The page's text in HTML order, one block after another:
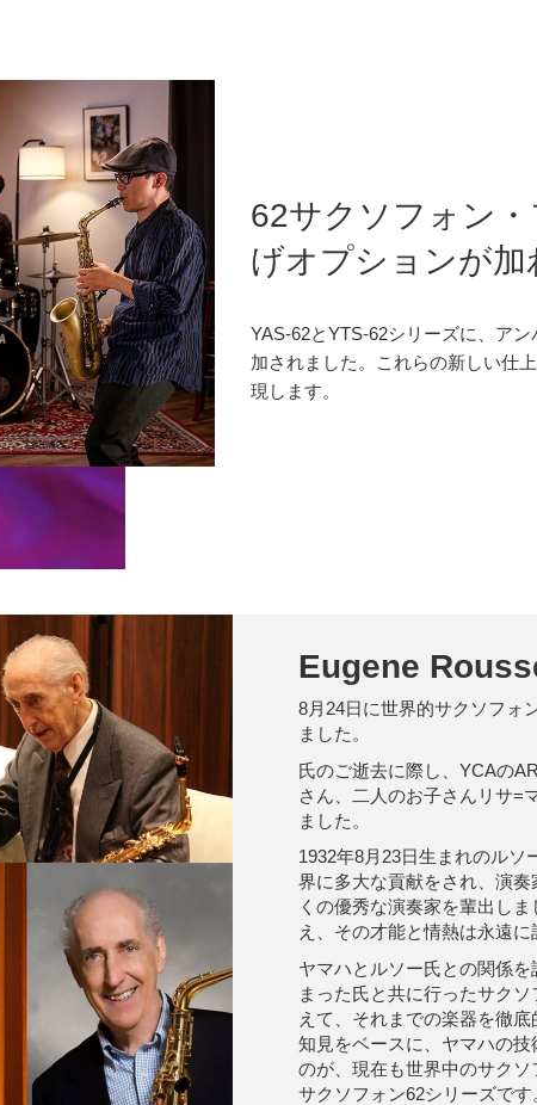
62サクソフォン
げオプションが加
YAS-62とYTS-62シリーズに、ア
加されました。これらの新しい仕
現します。
Eugene
8月24日に世界的サクソフォ
ました。
氏のご逝去に際し、YCAの
さん、二人のお子さんリサ=
ました。
1932年8月23日生まれのルソ
界に多大な貢献をされ、演
くの優秀な演奏家を輩出し
え、その才能と情熱は永遠に
ヤマハとルソー氏との関係
まった氏と共に行ったサク
えて、それまでの楽器を徹
知見をベースに、ヤマハの
のが、現在も世界中のサク
サクソフォン62シリーズで